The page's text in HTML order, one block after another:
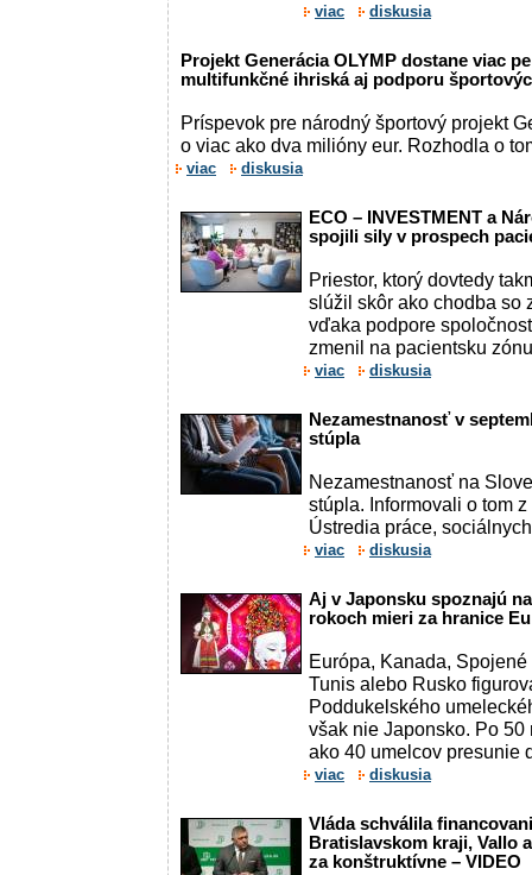
viac diskusia
Projekt Generácia OLYMP dostane viac
multifunkčné ihriská aj podporu
Príspevok pre národný športový projekt
o viac ako dva milióny eur. Rozhodla o
viac diskusia
ECO – INVESTMENT a
spojili sily v prospech
Priestor, ktorý dovtedy
slúžil skôr ako chodba so
vďaka podpore
zmenil na pacientsku
viac diskusia
Nezamestnanosť v
stúpla
Nezamestnanosť na
stúpla. Informovali o tom
Ústredia práce,
viac diskusia
Aj v Japonsku spoznajú
rokoch mieri za hranice
Európa, Kanada,
Tunis alebo Rusko
Poddukelského
však nie Japonsko. Po
ako 40 umelcov presunie
viac diskusia
Vláda schválila
Bratislavskom kraji, Vallo
za konštruktívne – VIDEO